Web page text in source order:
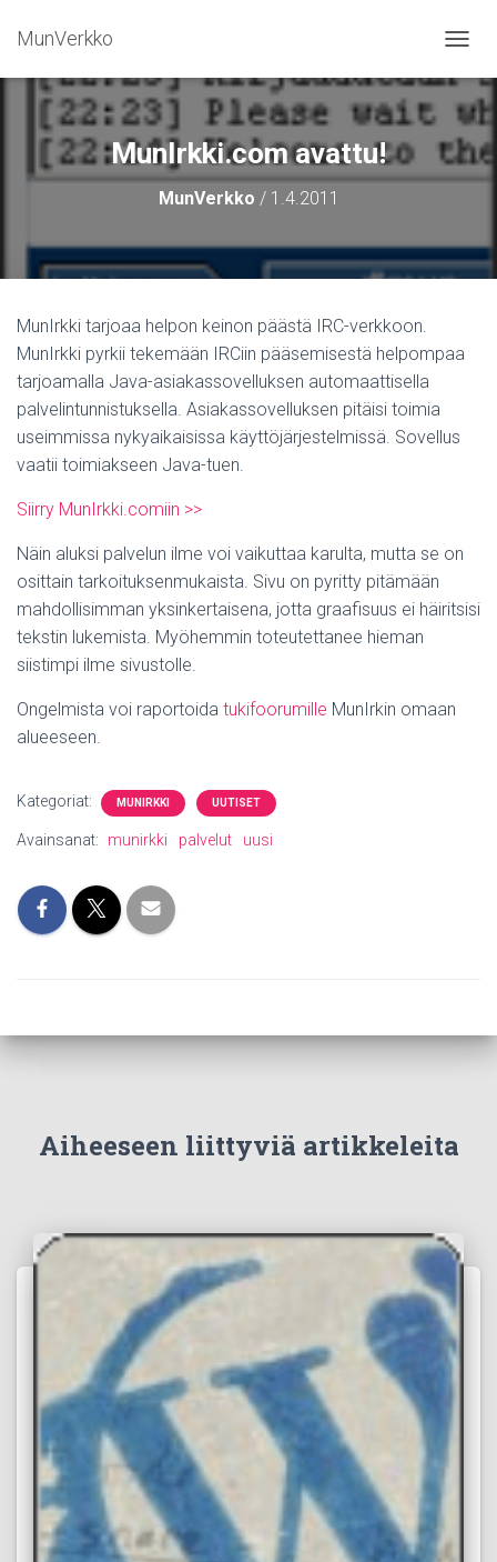
MunVerkko
MunIrkki.com avattu!
MunVerkko / 1.4.2011
MunIrkki tarjoaa helpon keinon päästä IRC-verkkoon.
MunIrkki pyrkii tekemään IRCiin pääsemisestä helpompaa
tarjoamalla Java-asiakassovelluksen automaattisella
palvelintunnistuksella. Asiakassovelluksen pitäisi toimia
useimmissa nykyaikaisissa käyttöjärjestelmissä. Sovellus
vaatii toimiakseen Java-tuen.
Siirry MunIrkki.comiin >>
Näin aluksi palvelun ilme voi vaikuttaa karulta, mutta se on
osittain tarkoituksenmukaista. Sivu on pyritty pitämään
mahdollisimman yksinkertaisena, jotta graafisuus ei häiritsisi
tekstin lukemista. Myöhemmin toteutettanee hieman
siistimpi ilme sivustolle.
Ongelmista voi raportoida tukifoorumille MunIrkin omaan
alueeseen.
Kategoriat: MUNIRKKI UUTISET
Avainsanat: munirkki palvelut uusi
Aiheeseen liittyviä artikkeleita